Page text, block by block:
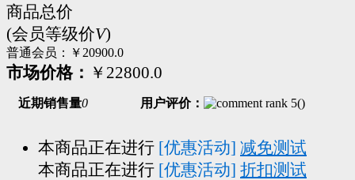
商品总价
(会员等级价V)
普通会员： ￥20900.0
市场价格： ￥22800.0
近期销售量0 用户评价： ()
本商品正在进行 [优惠活动] 减免测试
本商品正在进行 [优惠活动] 折扣测试